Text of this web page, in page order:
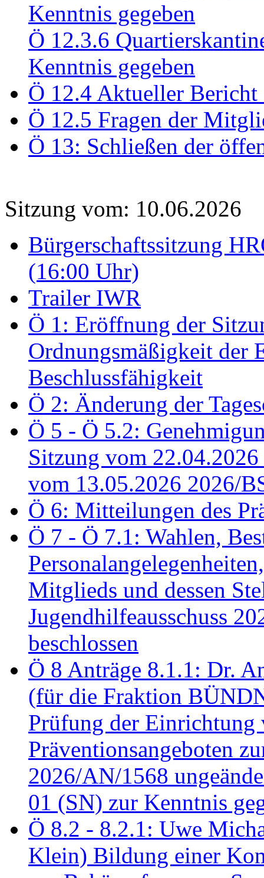
Kenntnis gegeben
Ö 12.3.6
Kenntnis gegeben
Ö 12.4 Aktueller Bericht
Ö 12.5 Fragen der
Ö 13: Schließen der
Sitzung vom: 10.06.2026
Bürgerschaftssitzung
(16:00 Uhr)
Trailer IWR
Ö 1: Eröffnung der
Ordnungsmäßigkeit der
Beschlussfähigkeit
Ö 2: Änderung der
Ö 5 - Ö 5.2:
Sitzung vom
vom 13.05.2026 2026/
Ö 6: Mitteilungen des
Ö 7 - Ö 7.1: Wahlen,
Mitglieds und dessen
Jugendhilfeausschuss
beschlossen
Ö 8 Anträge 8.1.1: Dr.
(für die Fraktion
Prüfung der Einrichtung
Präventionsangeboten
2026/AN/1568
01 (SN) zur Kenntnis
Ö 8.2 - 8.2.1: Uwe
Klein) Bildung einer